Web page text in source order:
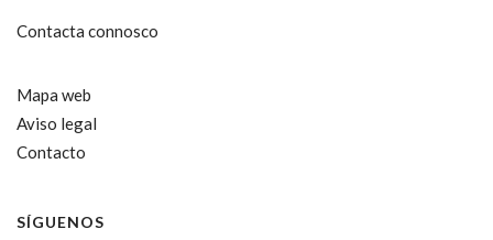
Contacta connosco
Mapa web
Aviso legal
Contacto
SÍGUENOS